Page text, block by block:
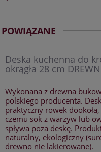
Deska kuchenna do
okrągła 28 cm
Wykonana z drewna
polskiego producenta.
praktyczny rowek
czemu sok z warzyw lub
spływa poza deskę.
naturalny, ekologiczny
drewno nie lakierowane).